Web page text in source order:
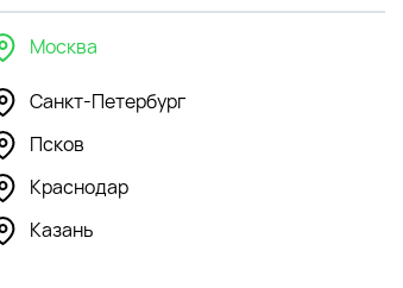
Букет цветов Огненный ритм
17220
Москва
Санкт-Петербург
Псков
Краснодар
Казань